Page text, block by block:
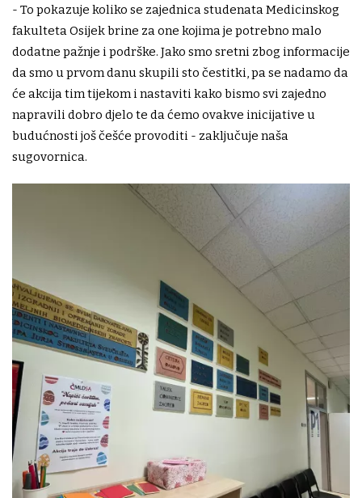
- To pokazuje koliko se zajednica studenata Medicinskog
fakulteta Osijek brine za one kojima je potrebno malo
dodatne pažnje i podrške. Jako smo sretni zbog informacije
da smo u prvom danu skupili sto čestitki, pa se nadamo da
će akcija tim tijekom i nastaviti kako bismo svi zajedno
napravili dobro djelo te da ćemo ovakve inicijative u
budućnosti još češće provoditi - zaključuje naša
sugovornica.